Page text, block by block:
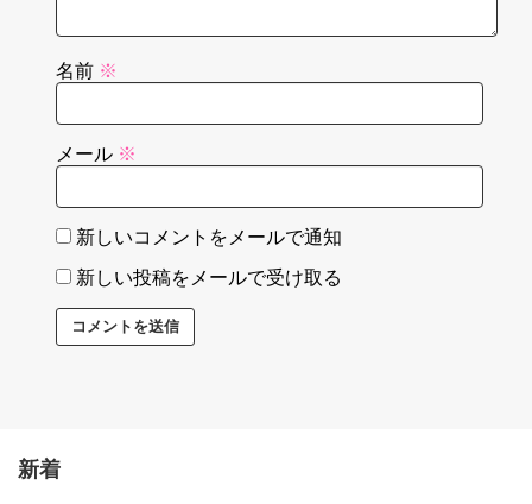
名前 ※
メール ※
新しいコメントをメールで通知
新しい投稿をメールで受け取る
新着